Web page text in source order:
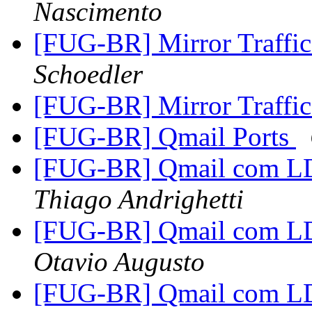
Nascimento
[FUG-BR] Mirror
Schoedler
[FUG-BR] Mirror
[FUG-BR] Qmail Ports
[FUG-BR] Qmail com
Thiago Andrighetti
[FUG-BR] Qmail com
Otavio Augusto
[FUG-BR] Qmail com